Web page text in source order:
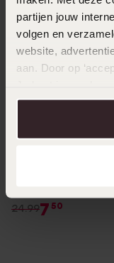
partijen jouw
volgen en
website,
aan. Door op
over in ons
24.997 50